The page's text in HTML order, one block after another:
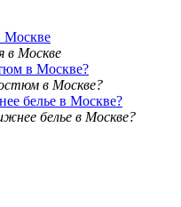
Москве
в Москве?
белье в Москве?